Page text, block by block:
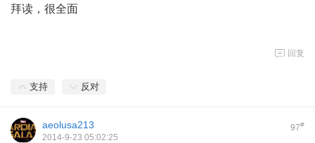
拜读，很全面
回复
支持 反对
97#
aeolusa213
2014-9-23 05:02:25